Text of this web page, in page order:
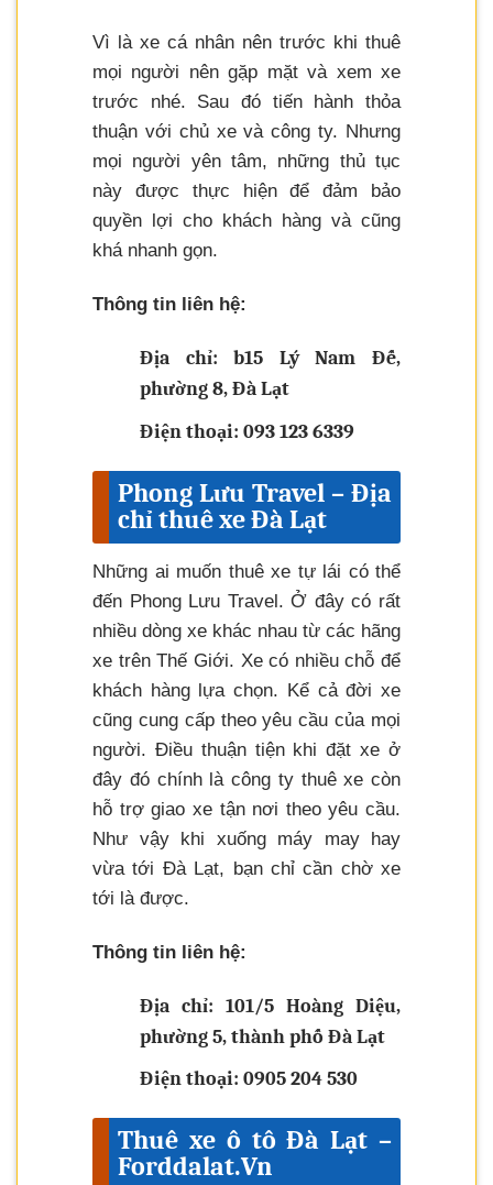
Vì là xe cá nhân nên trước khi thuê
mọi người nên gặp mặt và xem xe
trước nhé. Sau đó tiến hành thỏa
thuận với chủ xe và công ty. Nhưng
mọi người yên tâm, những thủ tục
này được thực hiện để đảm bảo
quyền lợi cho khách hàng và cũng
khá nhanh gọn.
Thông tin liên hệ:
Địa chỉ: b15 Lý Nam Đế,
phường 8, Đà Lạt
Điện thoại: 093 123 6339
Phong Lưu Travel – Địa
chỉ thuê xe Đà Lạt
Những ai muốn thuê xe tự lái có thể
đến Phong Lưu Travel. Ở đây có rất
nhiều dòng xe khác nhau từ các hãng
xe trên Thế Giới. Xe có nhiều chỗ để
khách hàng lựa chọn. Kể cả đời xe
cũng cung cấp theo yêu cầu của mọi
người. Điều thuận tiện khi đặt xe ở
đây đó chính là công ty thuê xe còn
hỗ trợ giao xe tận nơi theo yêu cầu.
Như vậy khi xuống máy may hay
vừa tới Đà Lạt, bạn chỉ cần chờ xe
tới là được.
Thông tin liên hệ:
Địa chỉ: 101/5 Hoàng Diệu,
phường 5, thành phố Đà Lạt
Điện thoại: 0905 204 530
Thuê xe ô tô Đà Lạt –
Forddalat.Vn